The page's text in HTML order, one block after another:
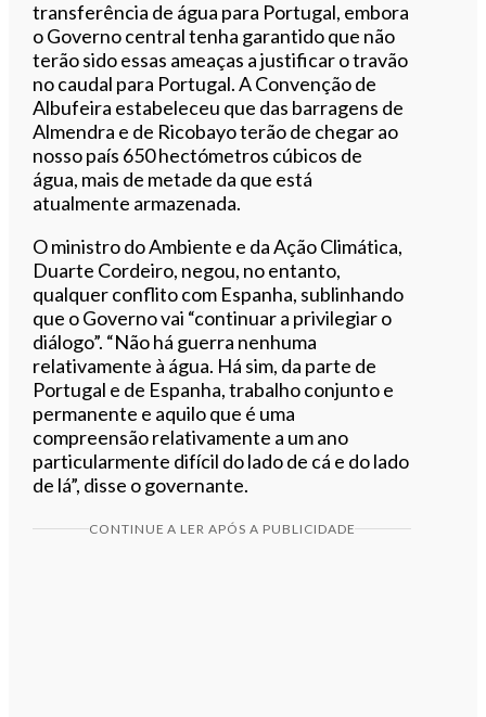
transferência de água para Portugal, embora
o Governo central tenha garantido que não
terão sido essas ameaças a justificar o travão
no caudal para Portugal. A Convenção de
Albufeira estabeleceu que das barragens de
Almendra e de Ricobayo terão de chegar ao
nosso país 650 hectómetros cúbicos de
água, mais de metade da que está
atualmente armazenada.
O ministro do Ambiente e da Ação Climática,
Duarte Cordeiro, negou, no entanto,
qualquer conflito com Espanha, sublinhando
que o Governo vai “continuar a privilegiar o
diálogo”. “Não há guerra nenhuma
relativamente à água. Há sim, da parte de
Portugal e de Espanha, trabalho conjunto e
permanente e aquilo que é uma
compreensão relativamente a um ano
particularmente difícil do lado de cá e do lado
de lá”, disse o governante.
CONTINUE A LER APÓS A PUBLICIDADE